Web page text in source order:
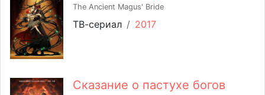
The Ancient Magus' Bride
ТВ-сериал / 2017
Сказание о пастухе богов